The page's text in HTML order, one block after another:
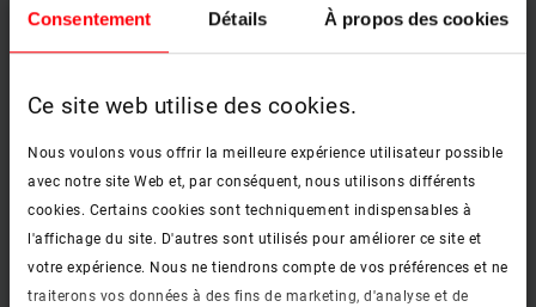
Consentement Détails À propos des cookies
Ce site web utilise des cookies.
Nous voulons vous offrir la meilleure expérience utilisateur possible
avec notre site Web et, par conséquent, nous utilisons différents
cookies. Certains cookies sont techniquement indispensables à
l'affichage du site. D'autres sont utilisés pour améliorer ce site et
votre expérience. Nous ne tiendrons compte de vos préférences et ne
traiterons vos données à des fins de marketing, d'analyse et de